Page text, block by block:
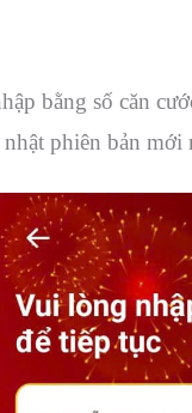
bằng số căn
phiên bản mới